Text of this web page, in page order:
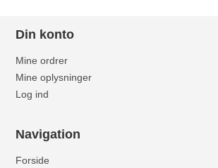
Din konto
Mine ordrer
Mine oplysninger
Log ind
Navigation
Forside